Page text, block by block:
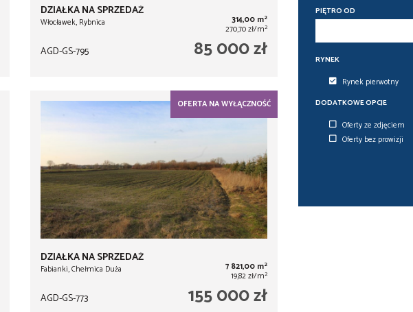
DZIAŁKA NA SPRZEDAŻ
Włocławek, Rybnica 314,00 m2
270,70 zł/m2
AGD-GS-795 85 000 zł
OFERTA NA WYŁĄCZNOŚĆ
DZIAŁKA NA SPRZEDAŻ
Fabianki, Chełmica Duża 7 821,00 m2
19,82 zł/m2
AGD-GS-773 155 000 zł
PIĘTRO OD
RYNEK
Rynek pierwotny
DODATKOWE OPCJE
Oferty ze zdjęciem
Oferty bez prowizji